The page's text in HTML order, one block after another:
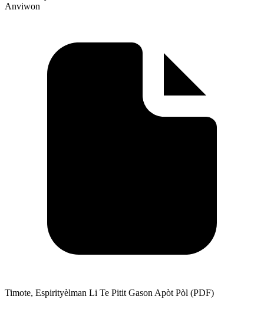
Anviwon
Timote, Espirityèlman Li Te Pitit Gason Apòt Pòl (PDF)